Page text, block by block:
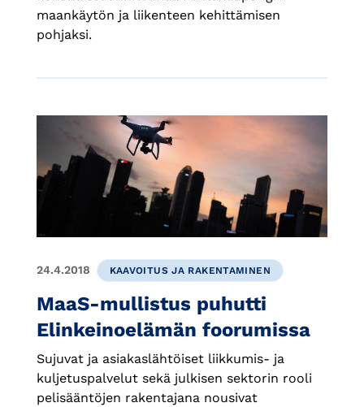
maankäytön ja liikenteen kehittämisen
pohjaksi.
24.4.2018 KAAVOITUS JA RAKENTAMINEN
MaaS-mullistus puhutti
Elinkeinoelämän foorumissa
Sujuvat ja asiakaslähtöiset liikkumis- ja
kuljetuspalvelut sekä julkisen sektorin rooli
pelisääntöjen rakentajana nousivat